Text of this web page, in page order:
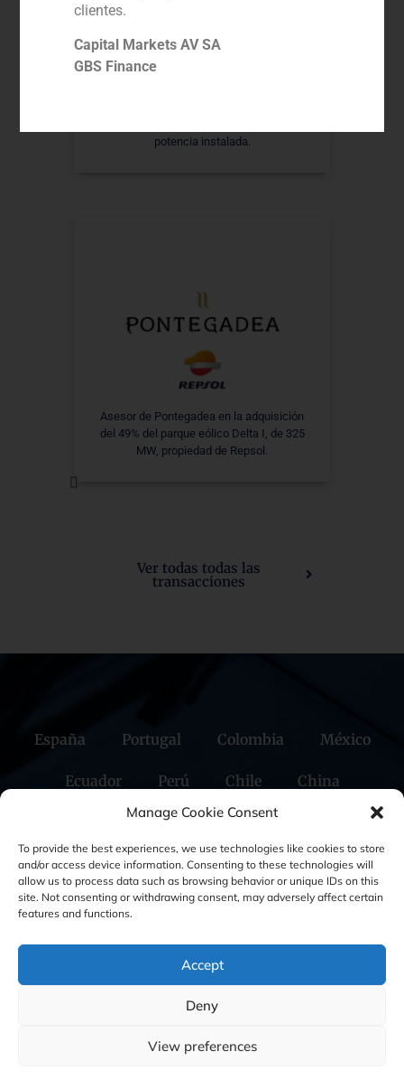
Manage Cookie Consent
To provide the best experiences, we use technologies like cookies to store
and/or access device information. Consenting to these technologies will
allow us to process data such as browsing behavior or unique IDs on this
site. Not consenting or withdrawing consent, may adversely affect certain
features and functions.
Accept
Deny
View preferences
potencia instalada.
Asesor de Pontegadea en la adquisición
del 49% del parque eólico Delta I, de 325
MW, propiedad de Repsol.
Ver todas todas las
transacciones
España Portugal Colombia México
Ecuador Perú Chile China
Oriente Medio
Política de Cookies Política de Privacidad
GBS Finance ©2023
clientes.
Capital Markets AV SA
GBS Finance